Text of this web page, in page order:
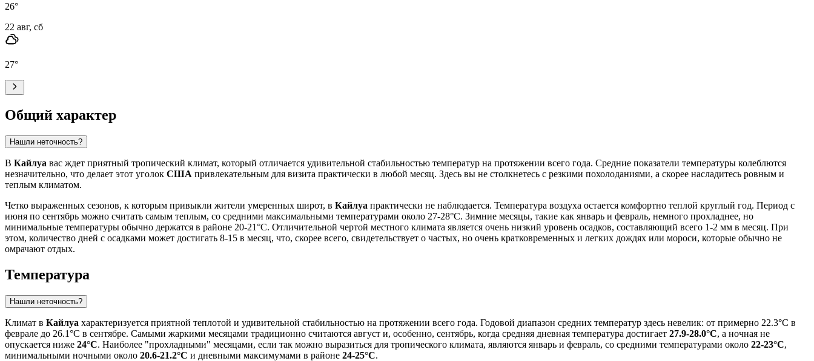
26°
22 авг, сб
27°
Общий характер
Нашли неточность?
В Кайлуа вас ждет приятный тропический климат, который отличается удивительной стабильностью температур на протяжении всего года. Средние показатели температуры колеблются
незначительно, что делает этот уголок США привлекательным для визита практически в любой месяц. Здесь вы не столкнетесь с резкими похолоданиями, а скорее насладитесь ровным и
теплым климатом.
Четко выраженных сезонов, к которым привыкли жители умеренных широт, в Кайлуа практически не наблюдается. Температура воздуха остается комфортно теплой круглый год. Период с
июня по сентябрь можно считать самым теплым, со средними максимальными температурами около 27-28°C. Зимние месяцы, такие как январь и февраль, немного прохладнее, но
минимальные температуры обычно держатся в районе 20-21°C. Отличительной чертой местного климата является очень низкий уровень осадков, составляющий всего 1-2 мм в месяц. При
этом, количество дней с осадками может достигать 8-15 в месяц, что, скорее всего, свидетельствует о частых, но очень кратковременных и легких дождях или мороси, которые обычно не
омрачают отдых.
Температура
Нашли неточность?
Климат в Кайлуа характеризуется приятной теплотой и удивительной стабильностью на протяжении всего года. Годовой диапазон средних температур здесь невелик: от примерно 22.3°C в
феврале до 26.1°C в сентябре. Самыми жаркими месяцами традиционно считаются август и, особенно, сентябрь, когда средняя дневная температура достигает 27.9-28.0°C, а ночная не
опускается ниже 24°C. Наиболее "прохладными" месяцами, если так можно выразиться для тропического климата, являются январь и февраль, со средними температурами около 22-23°C,
минимальными ночными около 20.6-21.2°C и дневными максимумами в районе 24-25°C.